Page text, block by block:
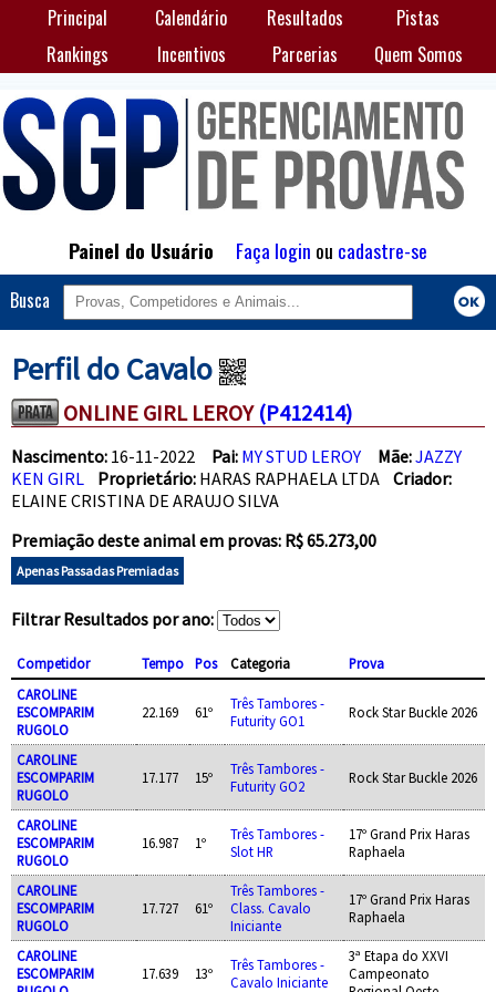
Principal Calendário Resultados
Pistas
Rankings
Incentivos Parcerias Quem Somos
Painel do Usuário Faça login ou cadastre-se
Busca
Perfil do Cavalo
ONLINE GIRL LEROY (P412414)
Nascimento: 16-11-2022 Pai: MY STUD LEROY Mãe:JAZZY
KEN GIRL
Proprietário: HARAS RAPHAELA LTDA Criador:
ELAINE CRISTINA DE ARAUJO SILVA
Premiação deste animal em provas: R$ 65.273,00
Apenas Passadas Premiadas
Filtrar Resultados por ano:
Competidor Tempo Pos Categoria
Prova
CAROLINE
ESCOMPARIM
RUGOLO
22.169 61º
Três Tambores -
Futurity GO1
Rock Star Buckle 2026
CAROLINE
ESCOMPARIM
RUGOLO
17.177 15º
Três Tambores -
Futurity GO2
Rock Star Buckle 2026
CAROLINE
ESCOMPARIM
RUGOLO
16.987 1º
Três Tambores -
Slot HR
17º Grand Prix Haras
Raphaela
CAROLINE
ESCOMPARIM
RUGOLO
17.727 61º
Três Tambores -
Class. Cavalo
Iniciante
17º Grand Prix Haras
Raphaela
CAROLINE
ESCOMPARIM
17.639 13º
Três Tambores -
Cavalo Iniciante
3ª Etapa do XXVI
Campeonato